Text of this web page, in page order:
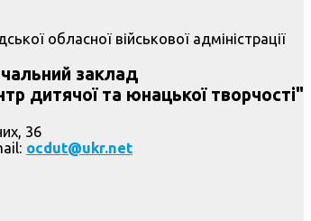
обласної військової адміністрації
заклад
дитячої та юнацької творчості"
36
ocdut@ukr.net